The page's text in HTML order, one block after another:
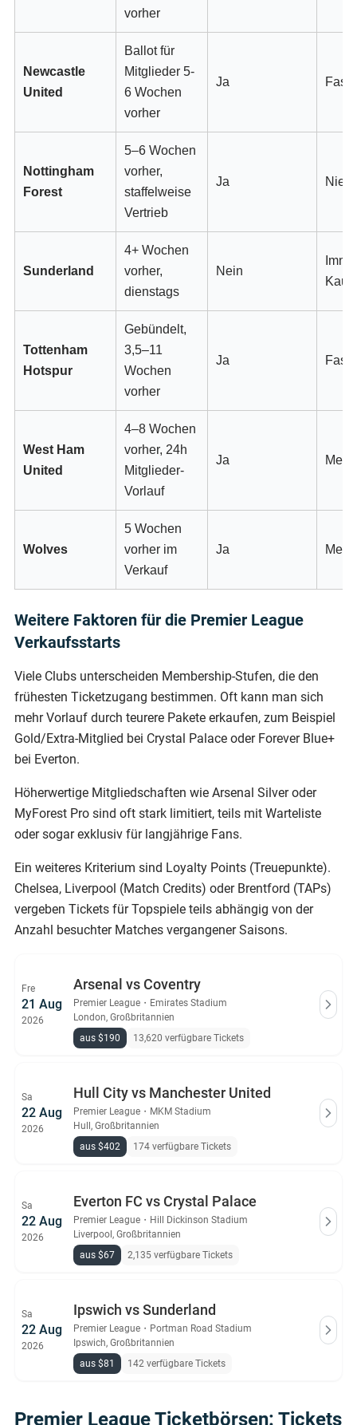
vorher
Newcastle
United
Ballot für
Mitglieder 5-
6 Wochen
vorher
Ja Fast
Nottingham
Forest
5–6 Wochen
vorher,
staffelweise
Vertrieb
Ja Nie
Sunderland
4+ Wochen
vorher,
dienstags
Nein
Tottenham
Hotspur
Gebündelt,
3,5–11
Wochen
vorher
Ja Fast
West Ham
United
4–8 Wochen
vorher, 24h
Mitglieder-
Vorlauf
Ja
Wolves
5 Wochen
vorher im
Verkauf
Ja
Weitere Faktoren für die Premier League
Verkaufsstarts
Viele Clubs unterscheiden Membership-Stufen, die den
frühesten Ticketzugang bestimmen. Oft kann man sich
mehr Vorlauf durch teurere Pakete erkaufen, zum Beispiel
Gold/Extra-Mitglied bei Crystal Palace oder Forever Blue+
bei Everton.
Höherwertige Mitgliedschaften wie Arsenal Silver oder
MyForest Pro sind oft stark limitiert, teils mit Warteliste
oder sogar exklusiv für langjährige Fans.
Ein weiteres Kriterium sind Loyalty Points (Treuepunkte).
Chelsea, Liverpool (Match Credits) oder Brentford (TAPs)
vergeben Tickets für Topspiele teils abhängig von der
Anzahl besuchter Matches vergangener Saisons.
Fre
21 Aug
2026
Arsenal vs Coventry
Premier League ・ Emirates Stadium
London, Großbritannien
aus $190
13,620 verfügbare Tickets
Sa
22 Aug
2026
Hull City vs Manchester United
Premier League ・ MKM Stadium
Hull, Großbritannien
aus $402
174 verfügbare Tickets
Sa
22 Aug
2026
Everton FC vs Crystal Palace
Premier League ・ Hill Dickinson Stadium
Liverpool, Großbritannien
aus $67
2,135 verfügbare Tickets
Sa
22 Aug
2026
Ipswich vs Sunderland
Premier League ・ Portman Road Stadium
Ipswich, Großbritannien
aus $81
142 verfügbare Tickets
Premier League Ticketbörsen: Tickets